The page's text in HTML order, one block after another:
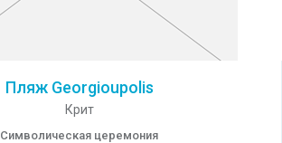
Пляж Georgioupolis
Крит
Символическая церемония